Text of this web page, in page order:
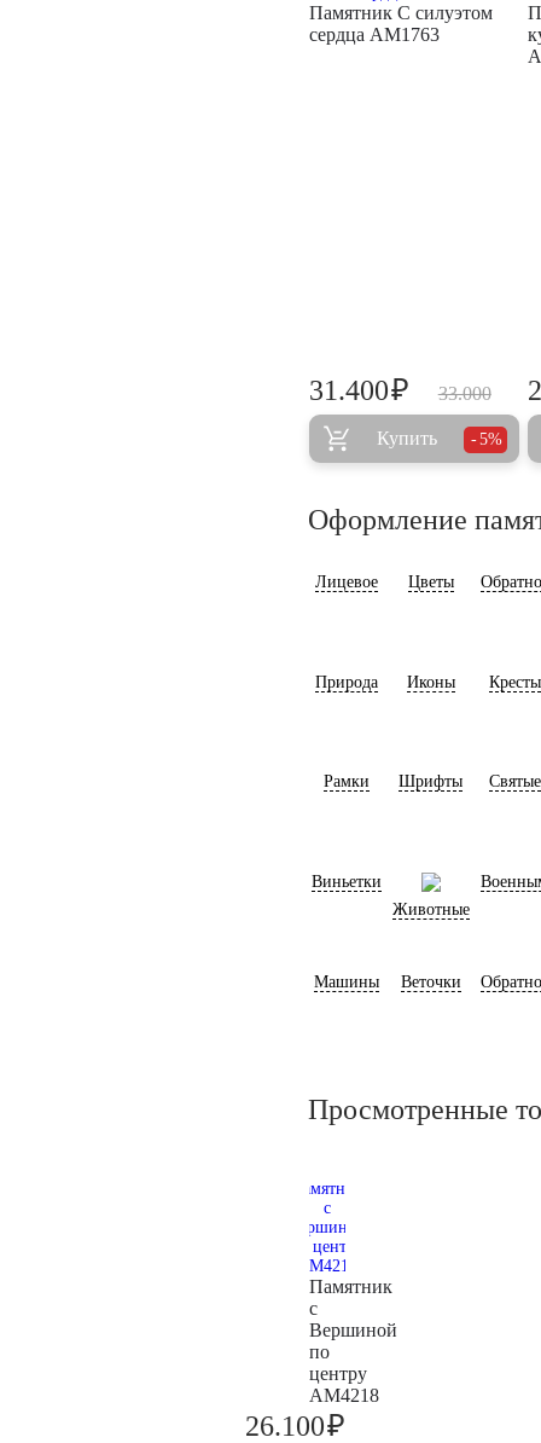
Памятник С силуэтом
сердца AM1763
33.000
31.400₽
Купить 5%
Оформление
Лицевое Цветы
Природа Иконы Кресты
Рамки Шрифты Святые
Виньетки
Животные
Машины Веточки
Просмотренные
Памятник
с
Вершиной
по
центру
AM4218
26.100₽